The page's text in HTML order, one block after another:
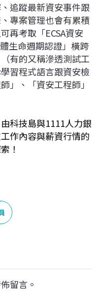
追蹤最新資安事件跟
專案管理也會有累積
再考取「ECSA資安
生命週期認證」橫跨
有的又稱滲透測試工
習程式語言跟資安檢
」、「資安工程師」
科技島與1111人力銀
作內容與薪資行情的
！
留言。